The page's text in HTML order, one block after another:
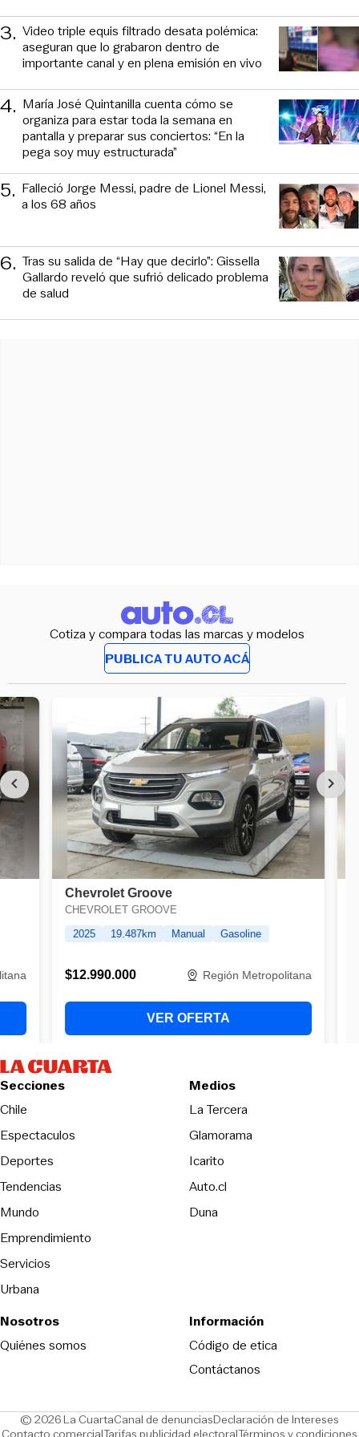
3. Video triple equis filtrado desata polémica:
aseguran que lo grabaron dentro de
importante canal y en plena emisión en vivo
4. María José Quintanilla cuenta cómo se
organiza para estar toda la semana en
pantalla y preparar sus conciertos: “En la
pega soy muy estructurada”
5. Falleció Jorge Messi, padre de Lionel Messi,
a los 68 años
6. Tras su salida de “Hay que decirlo”: Gissella
Gallardo reveló que sufrió delicado problema
de salud
Cotiza y compara todas las marcas y modelos
PUBLICA TU AUTO ACÁ
Secciones
Chile
Espectaculos
Deportes
Tendencias
Mundo
Emprendimiento
Servicios
Urbana
Medios
La TerceraOpens in new
Glamorama
Icarito
Auto.cl
DunaOpens in new window
Nosotros
Quiénes somos
Información
Código de eticaOpens in new
Contáctanos
© 2026 La CuartaCanal de denunciasOpens in new window
Declaración de Intereses
Opens in new window Opens in new window